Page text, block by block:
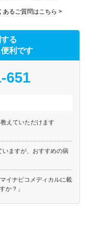
あるご質問はこちら >
る
利です
651
えていただけます
いますが、おすすめの病
イナビコメディカルに載
か？」